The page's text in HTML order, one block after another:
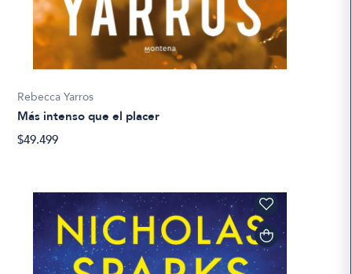
Rebecca Yarros
Más intenso que el placer
$49.499